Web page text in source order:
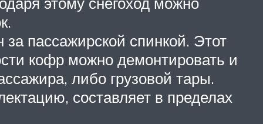
пассажирской спинкой. Этот
кофр можно демонтировать и
либо грузовой тары.
составляет в пределах